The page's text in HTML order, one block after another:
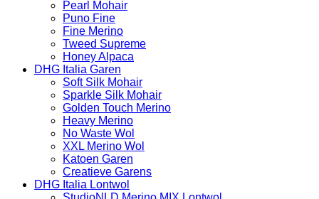
Pearl Mohair
Puno Fine
Fine Merino
Tweed Supreme
Honey Alpaca
DHG Italia Garen
Soft Silk Mohair
Sparkle Silk Mohair
Golden Touch Merino
Heavy Merino
No Waste Wol
XXL Merino Wol
Katoen Garen
Creatieve Garens
DHG Italia Lontwol